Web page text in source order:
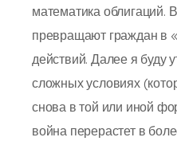
математика облигаций.
превращают граждан в
действий. Далее я буду
сложных условиях
снова в той или иной
война перерастет в